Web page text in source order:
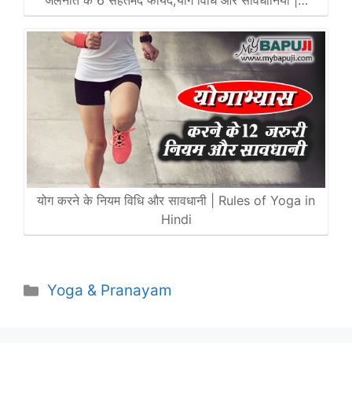
योग करने के नियम विधि और सावधानी | Rules of Yoga in
Hindi
Categories
Yoga & Pranayam